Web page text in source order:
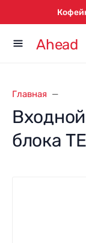
Ahead
Главная
блока